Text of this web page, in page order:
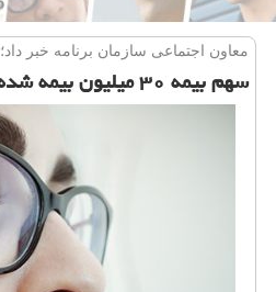
معاون اجتماعی سازمان برنامه خبر داد؛
سهم بیمه ۳۰ میلیون بیمه شده سلامت مجانی می شود